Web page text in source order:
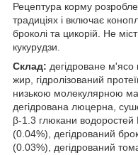
Рецептура корму
традиціях і включає
броколі та цикорій. Не
кукурудзи.
Склад: дегідроване м'ясо
жир, гідролізований
низькою молекулярною
дегідрована люцерна,
β-1.3 глюкани
(0.04%), дегідрований
(0.03%), дегідрований